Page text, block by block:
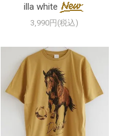
illa white
3,990円(税込)